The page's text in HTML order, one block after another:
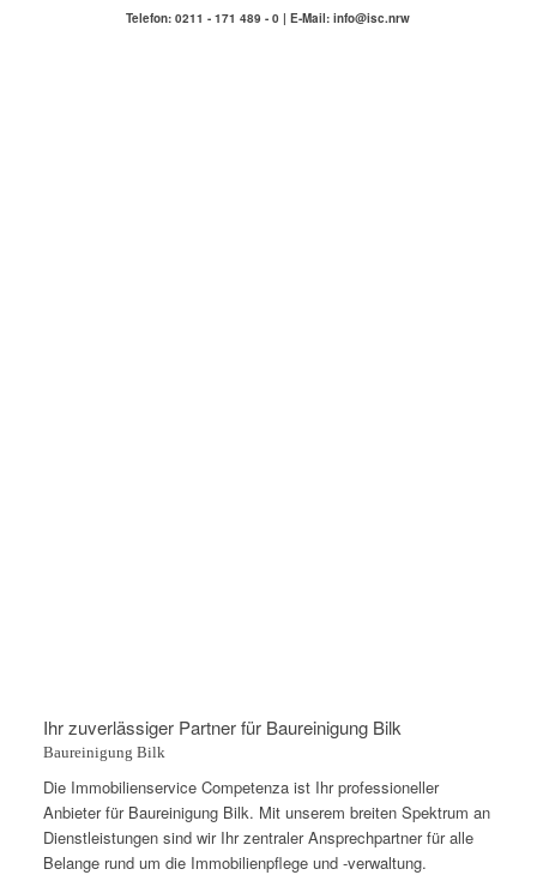
Telefon: 0211 - 171 489 - 0 | E-Mail: info@isc.nrw
Ihr zuverlässiger Partner für Baureinigung Bilk
Baureinigung Bilk
Die Immobilienservice Competenza ist Ihr professioneller
Anbieter für Baureinigung Bilk. Mit unserem breiten Spektrum an
Dienstleistungen sind wir Ihr zentraler Ansprechpartner für alle
Belange rund um die Immobilienpflege und -verwaltung.